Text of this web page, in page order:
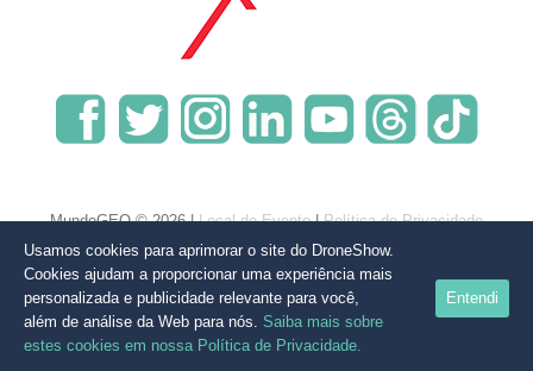
MundoGEO © 2026 |Local do Evento|Política de Privacidade
Usamos cookies para aprimorar o site do DroneShow.
Cookies ajudam a proporcionar uma experiência mais
personalizada e publicidade relevante para você,
além de análise da Web para nós. Saiba mais sobre
estes cookies em nossa Política de Privacidade.
Entendi